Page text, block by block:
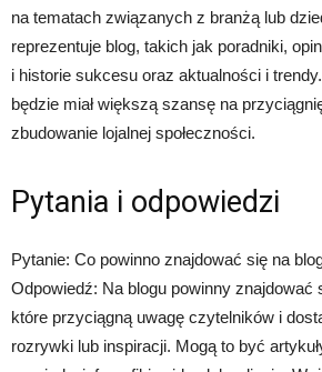
na tematach związanych z branżą lub
reprezentuje blog, takich jak poradniki,
i historie sukcesu oraz aktualności i
będzie miał większą szansę na
zbudowanie lojalnej społeczności.
Pytania i odpowiedzi
Pytanie: Co powinno znajdować się na
Odpowiedź: Na blogu powinny znajdować
które przyciągną uwagę czytelników i
rozrywki lub inspiracji. Mogą to być